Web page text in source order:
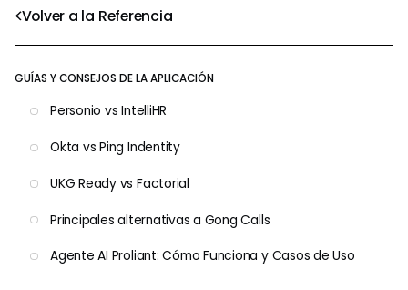
Volver a la Referencia
GUÍAS Y CONSEJOS DE LA APLICACIÓN
Personio vs IntelliHR
Okta vs Ping Indentity
UKG Ready vs Factorial
Principales alternativas a Gong Calls
Agente AI Proliant: Cómo Funciona y Casos de Uso